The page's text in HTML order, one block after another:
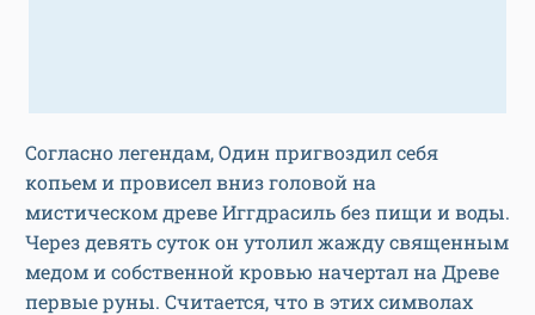
Согласно легендам, Один пригвоздил себя
копьем и провисел вниз головой на
мистическом древе Иггдрасиль без пищи и воды.
Через девять суток он утолил жажду священным
медом и собственной кровью начертал на Древе
первые руны. Считается, что в этих символах